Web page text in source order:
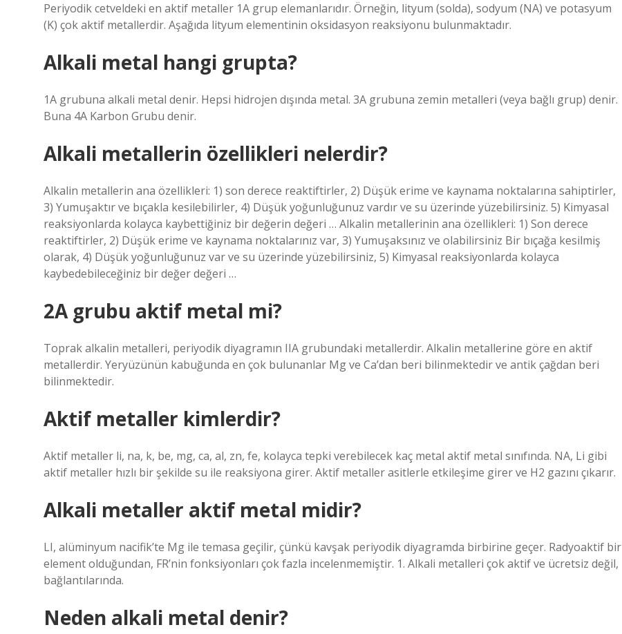
Periyodik cetveldeki en aktif metaller 1A grup elemanlarıdır. Örneğin, lityum (solda), sodyum (NA) ve potasyum
(K) çok aktif metallerdir. Aşağıda lityum elementinin oksidasyon reaksiyonu bulunmaktadır.
Alkali metal hangi grupta?
1A grubuna alkali metal denir. Hepsi hidrojen dışında metal. 3A grubuna zemin metalleri (veya bağlı grup) denir.
Buna 4A Karbon Grubu denir.
Alkali metallerin özellikleri nelerdir?
Alkalin metallerin ana özellikleri: 1) son derece reaktiftirler, 2) Düşük erime ve kaynama noktalarına sahiptirler,
3) Yumuşaktır ve bıçakla kesilebilirler, 4) Düşük yoğunluğunuz vardır ve su üzerinde yüzebilirsiniz. 5) Kimyasal
reaksiyonlarda kolayca kaybettiğiniz bir değerin değeri … Alkalin metallerinin ana özellikleri: 1) Son derece
reaktiftirler, 2) Düşük erime ve kaynama noktalarınız var, 3) Yumuşaksınız ve olabilirsiniz Bir bıçağa kesilmiş
olarak, 4) Düşük yoğunluğunuz var ve su üzerinde yüzebilirsiniz, 5) Kimyasal reaksiyonlarda kolayca
kaybedebileceğiniz bir değer değeri …
2A grubu aktif metal mi?
Toprak alkalin metalleri, periyodik diyagramın IIA grubundaki metallerdir. Alkalin metallerine göre en aktif
metallerdir. Yeryüzünün kabuğunda en çok bulunanlar Mg ve Ca’dan beri bilinmektedir ve antik çağdan beri
bilinmektedir.
Aktif metaller kimlerdir?
Aktif metaller li, na, k, be, mg, ca, al, zn, fe, kolayca tepki verebilecek kaç metal aktif metal sınıfında. NA, Li gibi
aktif metaller hızlı bir şekilde su ile reaksiyona girer. Aktif metaller asitlerle etkileşime girer ve H2 gazını çıkarır.
Alkali metaller aktif metal midir?
LI, alüminyum nacifik’te Mg ile temasa geçilir, çünkü kavşak periyodik diyagramda birbirine geçer. Radyoaktif bir
element olduğundan, FR’nin fonksiyonları çok fazla incelenmemiştir. 1. Alkali metalleri çok aktif ve ücretsiz değil,
bağlantılarında.
Neden alkali metal denir?